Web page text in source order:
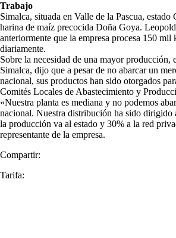
Trabajo
Simalca, situada en Valle de la Pascua, estado
harina de maíz precocida Doña Goya.
anteriormente que la empresa procesa 150
diariamente.
Sobre la necesidad de una mayor producción,
Simalca, dijo que a pesar de no abarcar un
nacional, sus productos han sido otorgados
Comités Locales de Abastecimiento y
«Nuestra planta es mediana y no podemos
nacional. Nuestra distribución ha sido
la producción va al estado y 30% a la red
representante de la empresa.
Compartir:
Tarifa: